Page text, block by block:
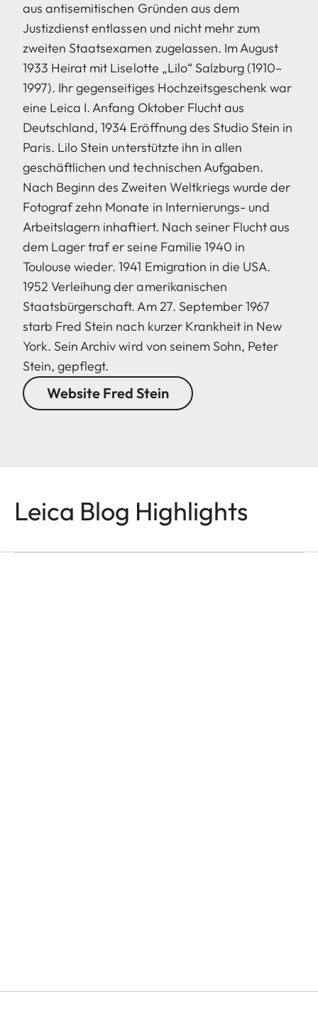
aus antisemitischen Gründen aus dem
Justizdienst entlassen und nicht mehr zum
zweiten Staatsexamen zugelassen. Im August
1933 Heirat mit Liselotte „Lilo“ Salzburg (1910–
1997). Ihr gegenseitiges Hochzeitsgeschenk war
eine Leica I. Anfang Oktober Flucht aus
Deutschland, 1934 Eröffnung des Studio Stein in
Paris. Lilo Stein unterstützte ihn in allen
geschäftlichen und technischen Aufgaben.
Nach Beginn des Zweiten Weltkriegs wurde der
Fotograf zehn Monate in Internierungs- und
Arbeitslagern inhaftiert. Nach seiner Flucht aus
dem Lager traf er seine Familie 1940 in
Toulouse wieder. 1941 Emigration in die USA.
1952 Verleihung der amerikanischen
Staatsbürgerschaft. Am 27. September 1967
starb Fred Stein nach kurzer Krankheit in New
York. Sein Archiv wird von seinem Sohn, Peter
Stein, gepflegt.
Website Fred Stein
Leica Blog Highlights
Eolo Perfido mit der
Leica M EV1 in Tokyo